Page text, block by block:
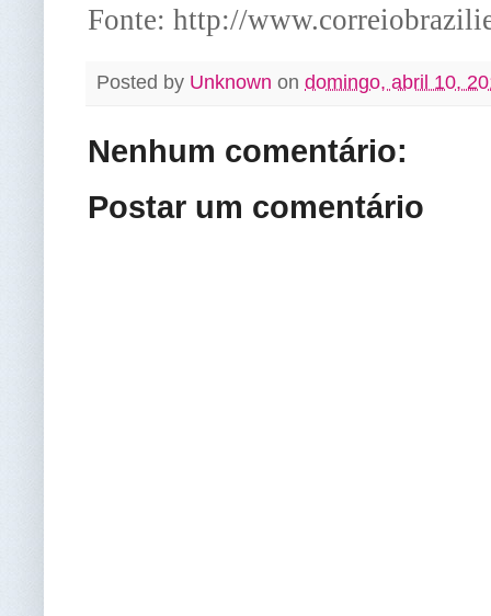
Fonte: http://
Posted by Unknown on domingo, abril 10,
Nenhum comentário:
Postar um comentário